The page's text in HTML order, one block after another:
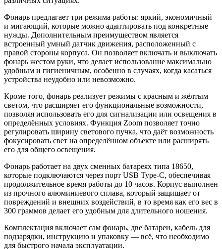
Фонарь предлагает три режима работы: яркий, экономичный
и мигающий, которые можно адаптировать под конкретные
нужды. Дополнительным преимуществом является
встроенный умный датчик движения, расположенный с
правой стороны корпуса. Он позволяет включать и выключать
фонарь жестом руки, что делает использование максимально
удобным и гигиеничным, особенно в случаях, когда касаться
устройства неудобно или невозможно.
Кроме того, фонарь реализует режимы с красным и жёлтым
светом, что расширяет его функциональные возможности,
позволяя использовать его для сигнализации или освещения в
определённых условиях. Функция Zoom позволяет точно
регулировать ширину светового пучка, что даёт возможность
фокусировать свет на определённом объекте или расширять
его для общего освещения.
Фонарь работает на двух сменных батареях типа 18650,
которые подключаются через порт USB Type-C, обеспечивая
продолжительное время работы до 10 часов. Корпус выполнен
из прочного алюминиевого сплава, который защищает от
повреждений и внешних воздействий, в то время как его вес в
300 граммов делает его удобным для длительного ношения.
Комплектация включает сам фонарь, две батареи, кабель для
подзарядки, инструкцию и упаковку — всё, что необходимо
для быстрого начала эксплуатации.